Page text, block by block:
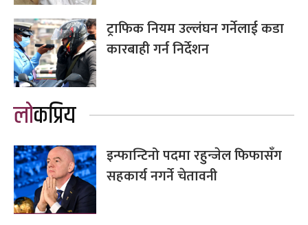
ट्राफिक नियम उल्लंघन गर्नेलाई कडा
कारबाही गर्न निर्देशन
लोकप्रिय
इन्फान्टिनो पदमा रहुन्जेल फिफासँग
सहकार्य नगर्ने चेतावनी